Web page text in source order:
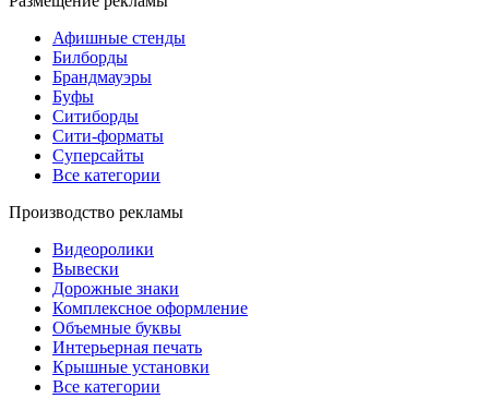
Афишные стенды
Билборды
Брандмауэры
Буфы
Ситиборды
Сити-форматы
Суперсайты
Все категории
Производство рекламы
Видеоролики
Вывески
Дорожные знаки
Комплексное оформление
Объемные буквы
Интерьерная печать
Крышные установки
Все категории